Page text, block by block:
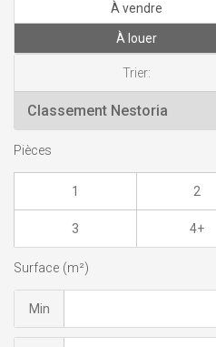
À vendre
À louer
Trier:
Pièces
1 2
3 4+
Surface (m²)
Min